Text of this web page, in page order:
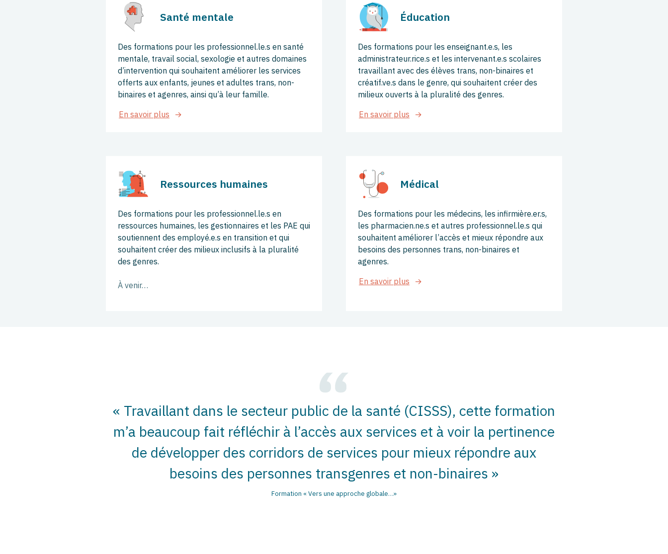
Santé mentale
Des formations pour les professionnel.le.s en santé
mentale, travail social, sexologie et autres domaines
d’intervention qui souhaitent améliorer les services
offerts aux enfants, jeunes et adultes trans, non-
binaires et agenres, ainsi qu’à leur famille.
En savoir plus
Éducation
Des formations pour les enseignant.e.s, les
administrateur.rice.s et les intervenant.e.s scolaires
travaillant avec des élèves trans, non-binaires et
créatif.ve.s dans le genre, qui souhaitent créer des
milieux ouverts à la pluralité des genres.
En savoir plus
Ressources humaines
Des formations pour les professionnel.le.s en
ressources humaines, les gestionnaires et les PAE qui
soutiennent des employé.e.s en transition et qui
souhaitent créer des milieux inclusifs à la pluralité
des genres.
À venir…
Médical
Des formations pour les médecins, les infirmière.er.s,
les pharmacien.ne.s et autres professionnel.le.s qui
souhaitent améliorer l’accès et mieux répondre aux
besoins des personnes trans, non-binaires et
agenres.
En savoir plus
« Travaillant dans le secteur public de la santé (CISSS), cette formation
m’a beaucoup fait réfléchir à l’accès aux services et à voir la pertinence
de développer des corridors de services pour mieux répondre aux
besoins des personnes transgenres et non-binaires »
Formation « Vers une approche globale…»